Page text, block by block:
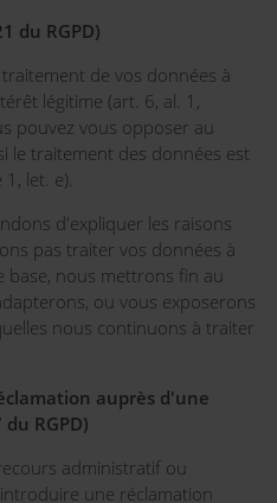
du RGPD)
de vos données à
légitime (art. 6, al. 1,
pouvez vous opposer au
le traitement des données est
let. e).
d'expliquer les raisons
pas traiter vos données à
base, nous mettrons fin au
ou vous exposerons
nous continuons à traiter
auprès d'une
RGPD)
administratif ou
une réclamation